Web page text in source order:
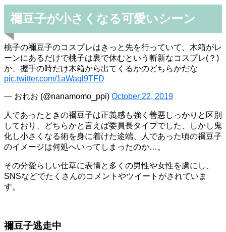
禰豆子が小さくなる可愛いシーン
桃子の禰豆子のコスプレはきっと先を行っていて、木箱がレ
ーンにあるだけで桃子は裏で休むという斬新なコスプレ(？)
か、握手の時だけ木箱から出てくるかのどちらかだな
pic.twitter.com/1aWaql9TFD
— おれお (@nanamomo_ppi) October 22, 2019
人であったときの禰豆子は正義感も強く善悪しっかりと区別
しており、どちらかと言えば委員長タイプでした、しかし鬼
化し小さくなる術を身に着けた途端、人であった頃の禰豆子
のイメージは何処へいってしまったのか…。
その分愛らしい仕草に表情と多くの男性や女性を虜にし、
SNSなどでたくさんのコメントやツイートがされていま
す。
禰豆子逃走中